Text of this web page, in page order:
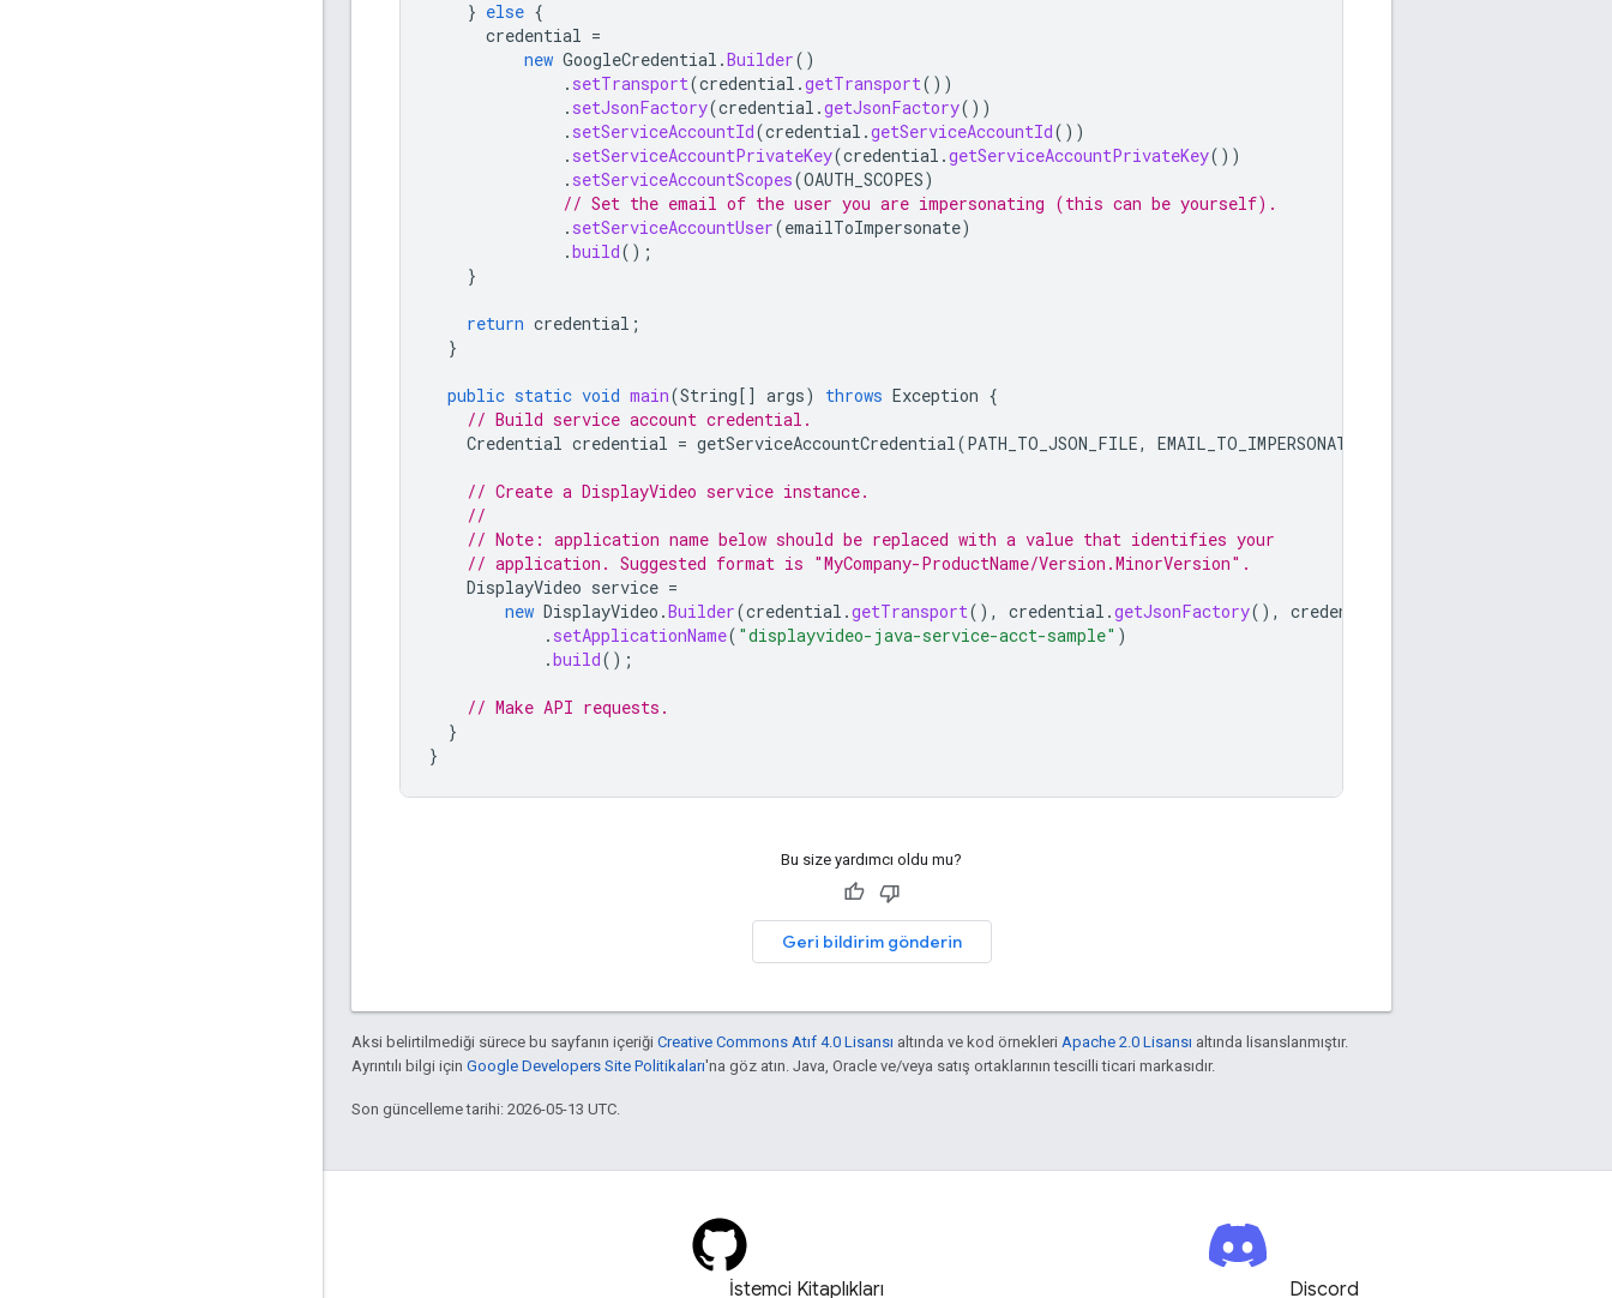
} else {
credential =
new GoogleCredential .Builder()
. setTransport(credential .getTransport())
. setJsonFactory(credential .getJsonFactory())
. setServiceAccountId(credential .getServiceAccountId())
. setServiceAccountPrivateKey(credential .getServiceAccountPrivateKey())
. setServiceAccountScopes(OAUTH_SCOPES)
// Set the email of the user you are impersonating (this can be yourself).
. setServiceAccountUser(emailToImpersonate)
.build();
}
return credential ;
}
public static void main(String[] args) throws Exception {
// Build service account credential.
Credential credential = getServiceAccountCredential(PATH_TO_JSON_FILE, EMAIL_TO_IMPERSONATE
// Create a DisplayVideo service instance.
//
// Note: application name below should be replaced with a value that identifies your
// application. Suggested format is "MyCompany-ProductName/Version.MinorVersion".
DisplayVideo service =
new DisplayVideo .Builder(credential .getTransport(), credential .getJsonFactory(), credential
. setApplicationName( "displayvideo-java-service-acct-sample" )
.build();
// Make API requests.
}
}
Bu size yardımcı oldu mu?
Geri bildirim gönderin
Aksi belirtilmediği sürece bu sayfanın içeriği Creative Commons Atıf 4.0 Lisansı altında ve kod örnekleri Apache 2.0 Lisansı altında lisanslanmıştır.
Ayrıntılı bilgi için Google Developers Site Politikaları'na göz atın. Java, Oracle ve/veya satış ortaklarının tescilli ticari markasıdır.
Son güncelleme tarihi: 2026-05-13 UTC.
İstemci Kitaplıkları Discord